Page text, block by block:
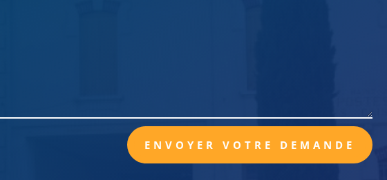
ENVOYER VOTRE DEMANDE